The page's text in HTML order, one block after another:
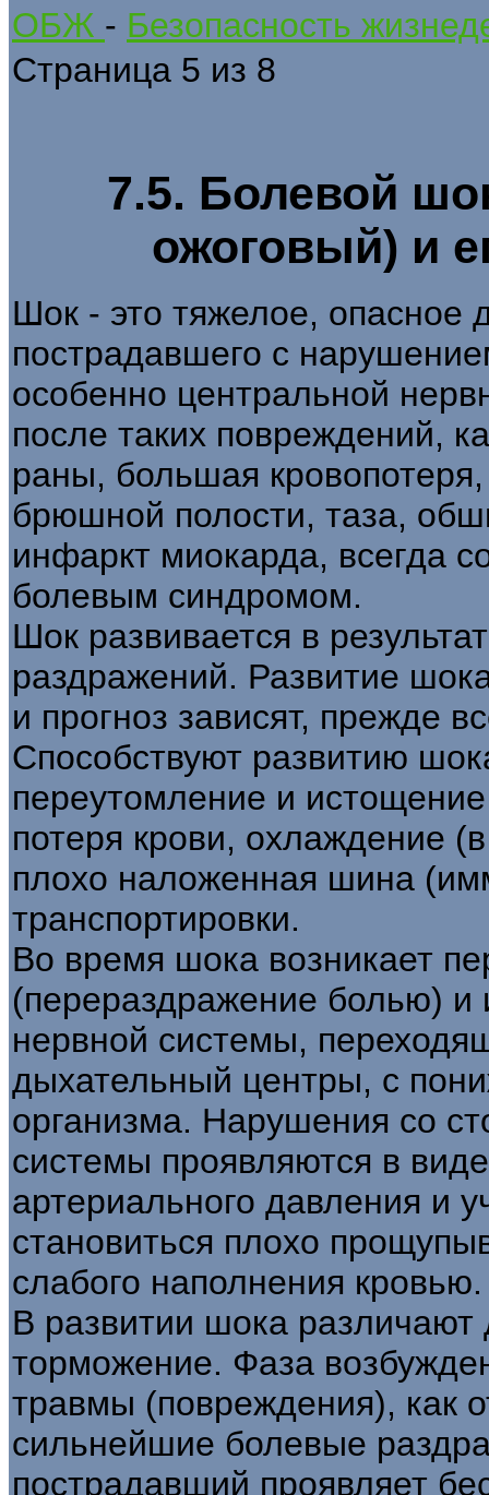
ОБЖ - Безопасность
Страница 5 из 8
7.5. Болевой
ожоговый) и
Шок - это тяжелое, опасное
пострадавшего с
особенно центральной
после таких повреждений,
раны, большая
брюшной полости, таза,
инфаркт миокарда, всегда
болевым синдромом.
Шок развивается в
раздражений. Развитие
и прогноз зависят, прежде
Способствуют развитию
переутомление и
потеря крови, охлаждение
плохо наложенная шина
транспортировки.
Во время шока возникает
(перераздражение болью) и
нервной системы,
дыхательный центры, с
организма. Нарушения со
системы проявляются в
артериального давления и
становиться плохо
слабого наполнения кровью.
В развитии шока
торможение. Фаза
травмы (повреждения), как
сильнейшие болевые
пострадавший проявляет